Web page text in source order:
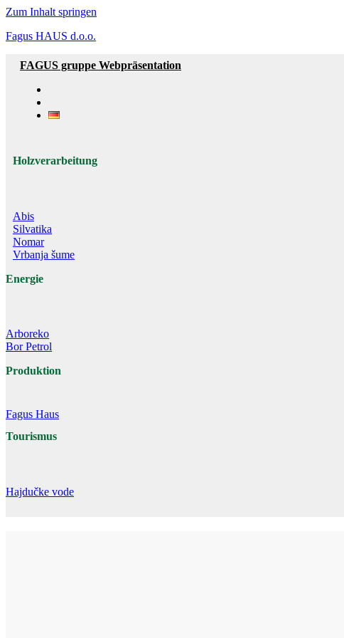
Zum Inhalt springen
Fagus HAUS d.o.o.
FAGUS gruppe Webpräsentation
Holzverarbeitung
Abis
Silvatika
Nomar
Vrbanja šume
Energie
Arboreko
Bor Petrol
Produktion
Fagus Haus
Tourismus
Hajdučke vode